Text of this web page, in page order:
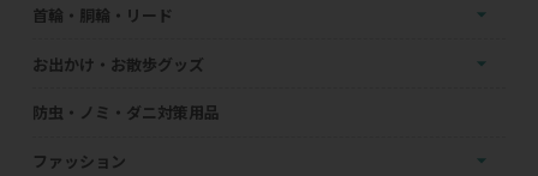
首輪・胴輪・リード
お出かけ・お散歩グッズ
防虫・ノミ・ダニ対策用品
ファッション